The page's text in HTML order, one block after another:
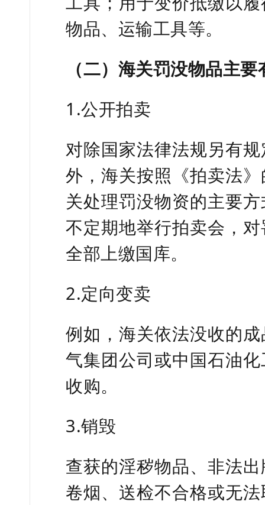
物品、运输工具等。
（二）海关罚没物品主
1.公开拍卖
对除国家法律法规另有
外，海关按照《拍卖法
关处理罚没物资的主要
不定期地举行拍卖会，
全部上缴国库。
2.定向变卖
例如，海关依法没收的
气集团公司或中国石油
收购。
3.销毁
查获的淫秽物品、非法
卷烟、送检不合格或无